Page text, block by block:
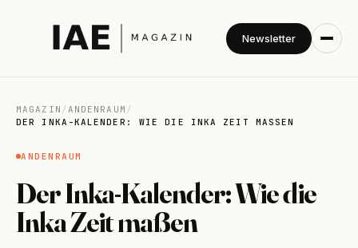
Newsletter
MAGAZIN /ANDENRAUM /
DER INKA-KALENDER: WIE DIE INKA ZEIT MASSEN
ANDENRAUM
Der Inka-Kalender: Wie die
Inka Zeit maßen